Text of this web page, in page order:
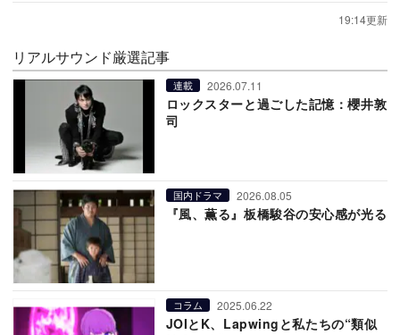
19:14更新
リアルサウンド厳選記事
連載 2026.07.11
ロックスターと過ごした記憶：櫻井敦
司
国内ドラマ 2026.08.05
『風、薫る』板橋駿谷の安心感が光る
コラム 2025.06.22
JOIとK、Lapwingと私たちの“類似